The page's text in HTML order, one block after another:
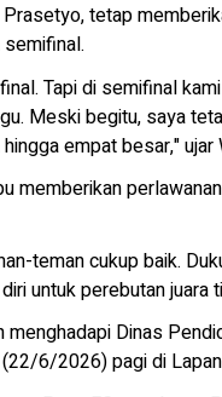
tetap
Tapi di semifinal
Meski begitu, saya
empat besar," ujar
memberikan
teman cukup baik.
untuk perebutan juara
menghadapi Dinas
6/2026) pagi di